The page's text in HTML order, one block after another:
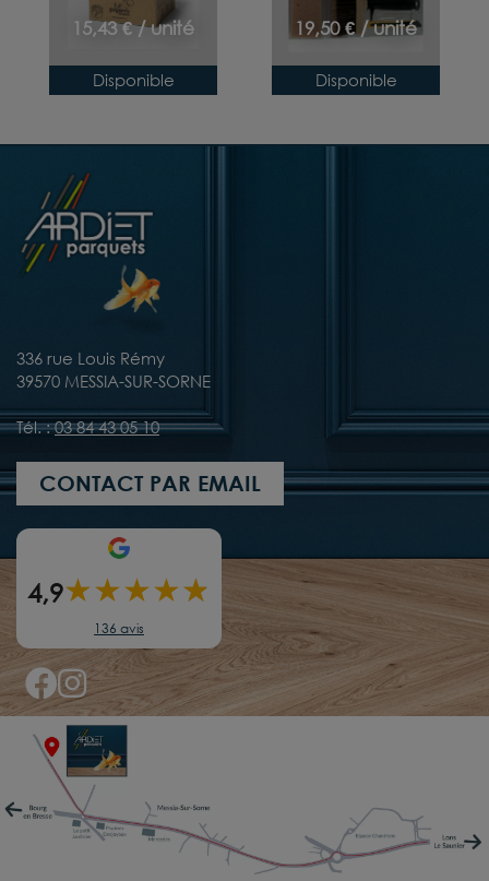
15,43 € / unité
Disponible
19,50 € / unité
Disponible
336 rue Louis Rémy
39570 MESSIA-SUR-SORNE
Tél. :03 84 43 05 10
CONTACT PAR EMAIL
4,9★★★★★
★
136 avis